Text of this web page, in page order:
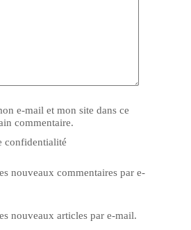
e-mail et mon site dans ce
commentaire.
confidentialité
nouveaux commentaires par e-
nouveaux articles par e-mail.